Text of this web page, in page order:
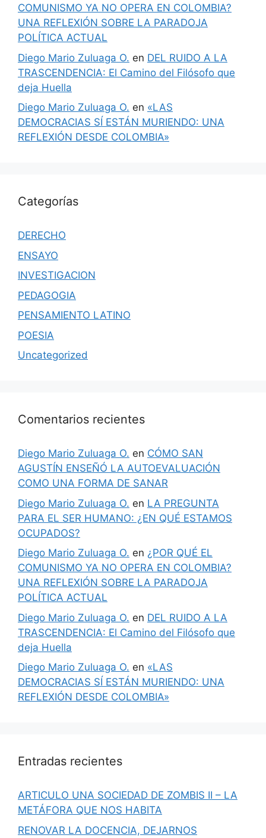
COMUNISMO YA NO OPERA EN COLOMBIA?
UNA REFLEXIÓN SOBRE LA PARADOJA
POLÍTICA ACTUAL
Diego Mario Zuluaga O. en DEL RUIDO A LA
TRASCENDENCIA: El Camino del Filósofo que
deja Huella
Diego Mario Zuluaga O. en «LAS
DEMOCRACIAS SÍ ESTÁN MURIENDO: UNA
REFLEXIÓN DESDE COLOMBIA»
Categorías
DERECHO
ENSAYO
INVESTIGACION
PEDAGOGIA
PENSAMIENTO LATINO
POESIA
Uncategorized
Comentarios recientes
Diego Mario Zuluaga O. en CÓMO SAN
AGUSTÍN ENSEÑÓ LA AUTOEVALUACIÓN
COMO UNA FORMA DE SANAR
Diego Mario Zuluaga O. en LA PREGUNTA
PARA EL SER HUMANO: ¿EN QUÉ ESTAMOS
OCUPADOS?
Diego Mario Zuluaga O. en ¿POR QUÉ EL
COMUNISMO YA NO OPERA EN COLOMBIA?
UNA REFLEXIÓN SOBRE LA PARADOJA
POLÍTICA ACTUAL
Diego Mario Zuluaga O. en DEL RUIDO A LA
TRASCENDENCIA: El Camino del Filósofo que
deja Huella
Diego Mario Zuluaga O. en «LAS
DEMOCRACIAS SÍ ESTÁN MURIENDO: UNA
REFLEXIÓN DESDE COLOMBIA»
Entradas recientes
ARTICULO UNA SOCIEDAD DE ZOMBIS II – LA
METÁFORA QUE NOS HABITA
RENOVAR LA DOCENCIA, DEJARNOS